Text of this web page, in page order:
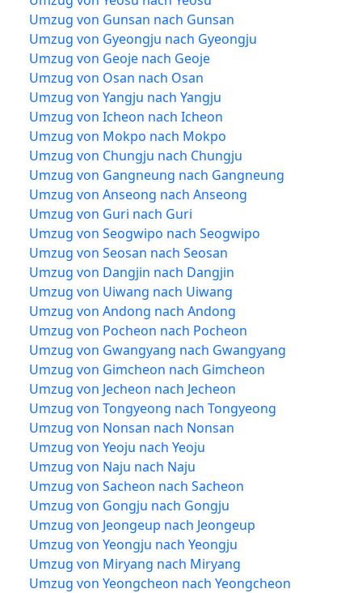
Umzug von Gunsan nach Gunsan
Umzug von Gyeongju nach Gyeongju
Umzug von Geoje nach Geoje
Umzug von Osan nach Osan
Umzug von Yangju nach Yangju
Umzug von Icheon nach Icheon
Umzug von Mokpo nach Mokpo
Umzug von Chungju nach Chungju
Umzug von Gangneung nach Gangneung
Umzug von Anseong nach Anseong
Umzug von Guri nach Guri
Umzug von Seogwipo nach Seogwipo
Umzug von Seosan nach Seosan
Umzug von Dangjin nach Dangjin
Umzug von Uiwang nach Uiwang
Umzug von Andong nach Andong
Umzug von Pocheon nach Pocheon
Umzug von Gwangyang nach Gwangyang
Umzug von Gimcheon nach Gimcheon
Umzug von Jecheon nach Jecheon
Umzug von Tongyeong nach Tongyeong
Umzug von Nonsan nach Nonsan
Umzug von Yeoju nach Yeoju
Umzug von Naju nach Naju
Umzug von Sacheon nach Sacheon
Umzug von Gongju nach Gongju
Umzug von Jeongeup nach Jeongeup
Umzug von Yeongju nach Yeongju
Umzug von Miryang nach Miryang
Umzug von Yeongcheon nach Yeongcheon